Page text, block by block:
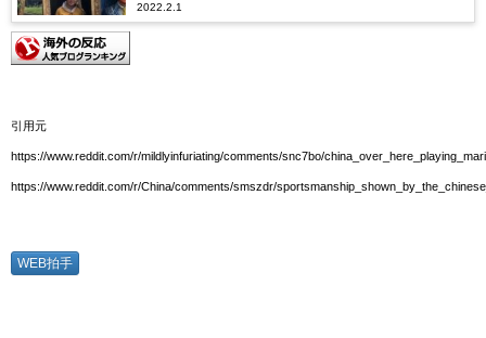
で話題に
2022.2.1
引用元
https://www.reddit.com/r/mildlyinfuriating/comments/snc7bo/
https://www.reddit.com/r/China/comments/smszdr/
WEB拍手